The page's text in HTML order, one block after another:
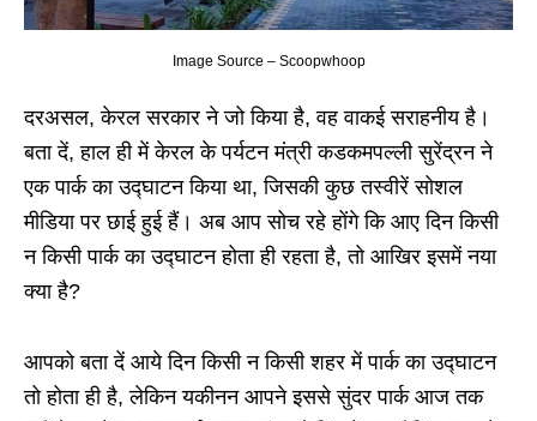
Image Source – Scoopwhoop
दरअसल, केरल सरकार ने जो किया है, वह वाकई सराहनीय है।
बता दें, हाल ही में केरल के पर्यटन मंत्री कडकमपल्ली सुरेंद्रन ने
एक पार्क का उद्घाटन किया था, जिसकी कुछ तस्वीरें सोशल
मीडिया पर छाई हुई हैं। अब आप सोच रहे होंगे कि आए दिन किसी
न किसी पार्क का उद्घाटन होता ही रहता है, तो आखिर इसमें नया
क्या है?
आपको बता दें आये दिन किसी न किसी शहर में पार्क का उद्घाटन
तो होता ही है, लेकिन यकीनन आपने इससे सुंदर पार्क आज तक